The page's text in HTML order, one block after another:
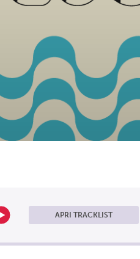
APRI TRACKLIST